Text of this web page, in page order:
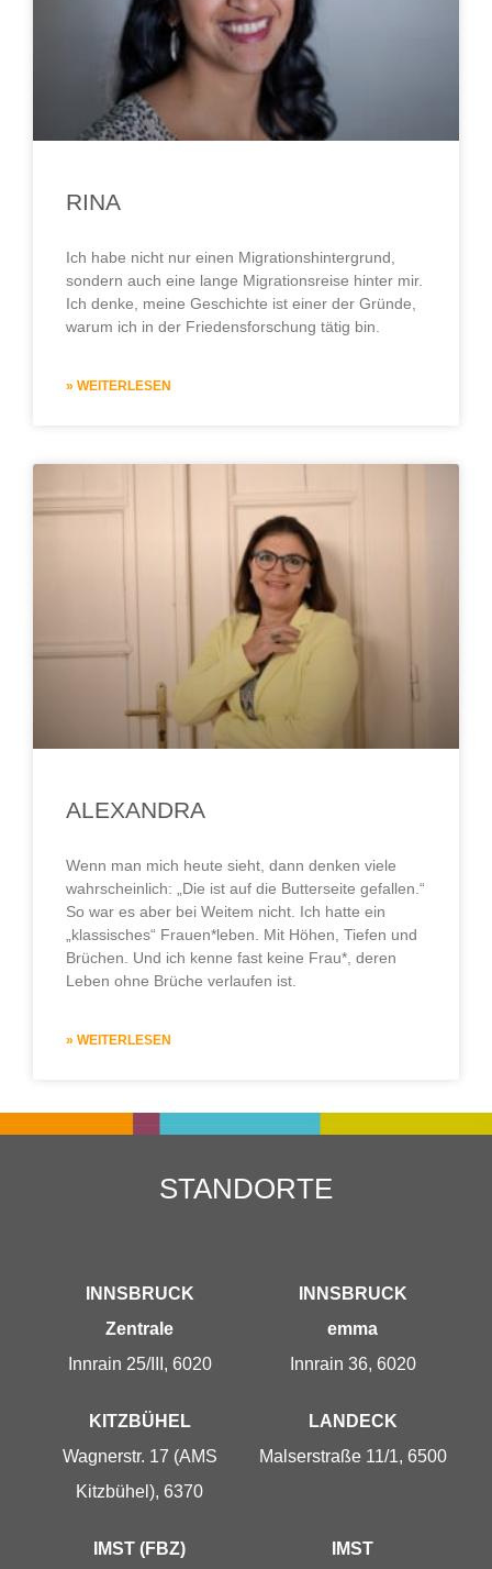
RINA
Ich habe nicht nur einen Migrationshintergrund,
sondern auch eine lange Migrationsreise hinter mir.
Ich denke, meine Geschichte ist einer der Gründe,
warum ich in der Friedensforschung tätig bin.
» WEITERLESEN
ALEXANDRA
Wenn man mich heute sieht, dann denken viele
wahrscheinlich: „Die ist auf die Butterseite gefallen.“
So war es aber bei Weitem nicht. Ich hatte ein
„klassisches“ Frauen*leben. Mit Höhen, Tiefen und
Brüchen. Und ich kenne fast keine Frau*, deren
Leben ohne Brüche verlaufen ist.
» WEITERLESEN
STANDORTE
INNSBRUCK
Zentrale
Innrain 25/III, 6020
INNSBRUCK
emma
Innrain 36, 6020
KITZBÜHEL
Wagnerstr. 17 (AMS
Kitzbühel), 6370
LANDECK
Malserstraße 11/1, 6500
IMST (FBZ)
IMST